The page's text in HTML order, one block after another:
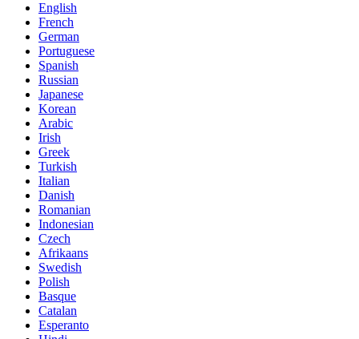
English
French
German
Portuguese
Spanish
Russian
Japanese
Korean
Arabic
Irish
Greek
Turkish
Italian
Danish
Romanian
Indonesian
Czech
Afrikaans
Swedish
Polish
Basque
Catalan
Esperanto